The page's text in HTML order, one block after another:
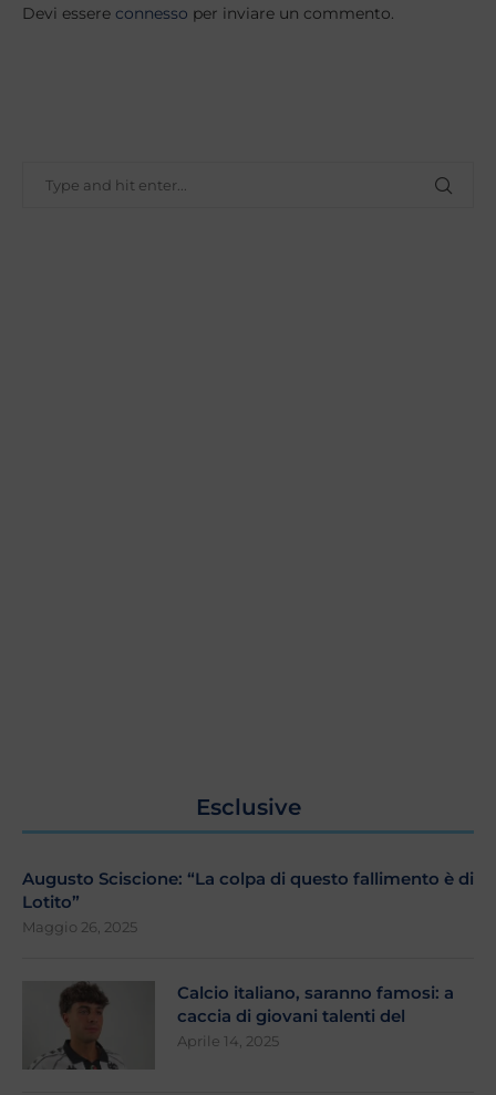
Devi essere connesso per inviare un commento.
Esclusive
Augusto Sciscione: “La colpa di questo fallimento è di
Lotito”
Maggio 26, 2025
Calcio italiano, saranno famosi: a
caccia di giovani talenti del
Aprile 14, 2025